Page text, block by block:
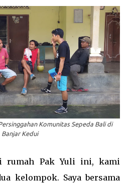
Komunitas Sepeda Balidi
Banjar Kedui
rumah Pak Yuli ini, kami
kelompok. Saya bersama